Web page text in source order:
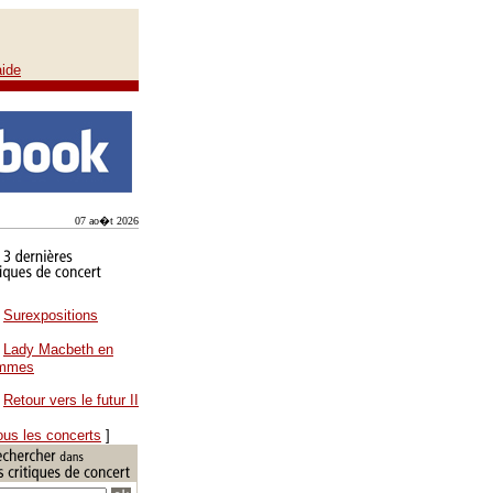
07 ao�t 2026
Surexpositions
Lady Macbeth en
Retour vers le futur II
les concerts ]